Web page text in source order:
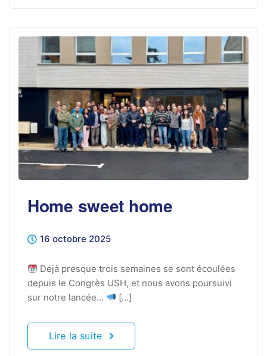
Home sweet home
16 octobre 2025
Déjà presque trois semaines se sont écoulées
depuis le Congrès USH, et nous avons poursuivi
sur notre lancée…
[…]
Lire la suite